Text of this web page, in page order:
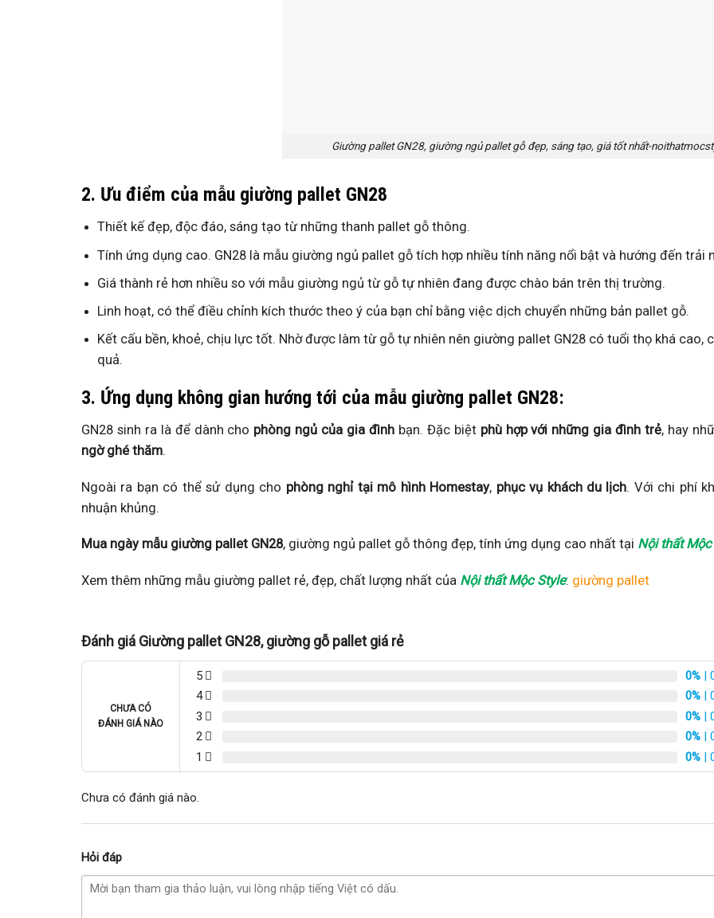
Giường pallet GN28, giường ngủ pallet gỗ đẹp, sáng tạo, giá tốt nhất-
2. Ưu điểm của mẫu giường pallet GN28
Thiết kế đẹp, độc đáo, sáng tạo từ những thanh pallet gỗ thông.
Tính ứng dụng cao. GN28 là mẫu giường ngủ pallet gỗ tích hợp nhiều tính năng nổi bật và hướng đến trải
Giá thành rẻ hơn nhiều so với mẫu giường ngủ từ gỗ tự nhiên đang được chào bán trên thị trường.
Linh hoạt, có thể điều chỉnh kích thước theo ý của bạn chỉ bằng việc dịch chuyển những bản pallet gỗ.
Kết cấu bền, khoẻ, chịu lực tốt. Nhờ được làm từ gỗ tự nhiên nên giường pallet GN28 có tuổi thọ khá cao,
quả.
3. Ứng dụng không gian hướng tới của mẫu giường pallet GN28:
GN28 sinh ra là để dành cho phòng ngủ của gia đìnhbạn. Đặc biệt phù hợp với những gia đình trẻ, hay
ngờ ghé thăm.
Ngoài ra bạn có thể sử dụng cho phòng nghỉ tại mô hình Homestay, phục vụ khách du lịch. Với chi phí
nhuận khủng.
Mua ngày mẫu giường pallet GN28, giường ngủ pallet gỗ thông đẹp, tính ứng dụng cao nhất tại Nội thất
Xem thêm những mẫu giường pallet rẻ, đẹp, chất lượng nhất của Nội thất Mộc Style: giường pallet
Đánh giá Giường pallet GN28, giường gỗ pallet giá rẻ
CHƯA CÓ
ĐÁNH GIÁ NÀO
5 0% |
4
0% |
3
0% |
2
0% |
1
0% |
Chưa có đánh giá nào.
Hỏi đáp